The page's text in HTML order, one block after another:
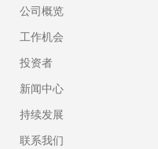
公司概览
工作机会
投资者
新闻中心
持续发展
联系我们